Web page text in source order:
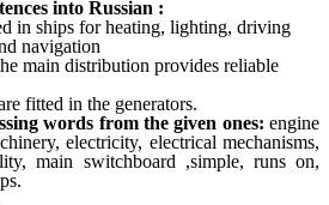
into Russian :
in ships for heating, lighting, driving
navigation
main distribution provides reliable
in the generators.
words from the given ones: engine
electricity, electrical mechanisms,
main switchboard ,simple, runs on,